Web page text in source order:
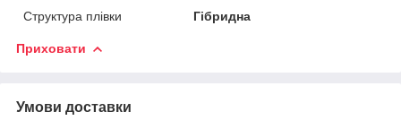
Структура плівки
Гібридна
Приховати
Умови доставки